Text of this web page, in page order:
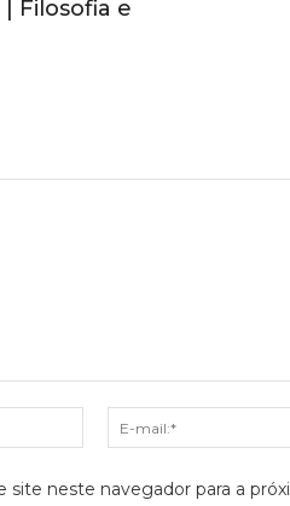
| Filosofia e
Nome:*
site neste navegador para a